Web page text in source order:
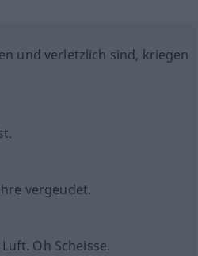
und verletzlich sind, kriegen
vergeudet.
Oh Scheisse.